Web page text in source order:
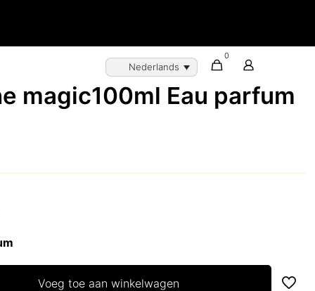
Nederlands
0
magic100ml Eau parfum
Voeg toe aan winkelwagen